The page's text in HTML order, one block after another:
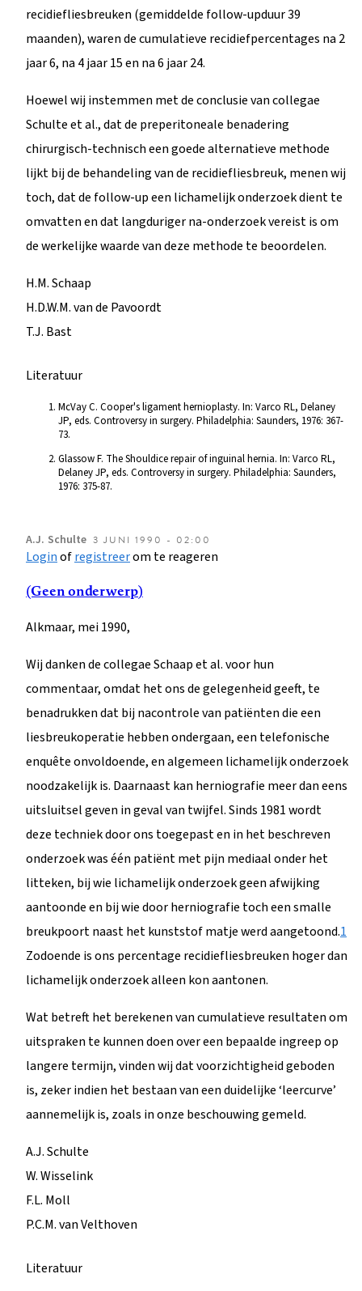
recidiefliesbreuken (gemiddelde follow-upduur 39
maanden), waren de cumulatieve recidiefpercentages na 2
jaar 6, na 4 jaar 15 en na 6 jaar 24.
Hoewel wij instemmen met de conclusie van collegae
Schulte et al., dat de preperitoneale benadering
chirurgisch-technisch een goede alternatieve methode
lijkt bij de behandeling van de recidiefliesbreuk, menen wij
toch, dat de follow-up een lichamelijk onderzoek dient te
omvatten en dat langduriger na-onderzoek vereist is om
de werkelijke waarde van deze methode te beoordelen.
H.M. Schaap
H.D.W.M. van de Pavoordt
T.J. Bast
Literatuur
McVay C. Cooper's ligament hernioplasty. In: Varco RL, Delaney
JP, eds. Controversy in surgery. Philadelphia: Saunders, 1976: 367-
73.
Glassow F. The Shouldice repair of inguinal hernia. In: Varco RL,
Delaney JP, eds. Controversy in surgery. Philadelphia: Saunders,
1976: 375-87.
A.J. Schulte 3 JUNI 1990 - 02:00
Loginofregistreerom te reageren
(Geen onderwerp)
Alkmaar, mei 1990,
Wij danken de collegae Schaap et al. voor hun
commentaar, omdat het ons de gelegenheid geeft, te
benadrukken dat bij nacontrole van patiënten die een
liesbreukoperatie hebben ondergaan, een telefonische
enquête onvoldoende, en algemeen lichamelijk onderzoek
noodzakelijk is. Daarnaast kan herniografie meer dan eens
uitsluitsel geven in geval van twijfel. Sinds 1981 wordt
deze techniek door ons toegepast en in het beschreven
onderzoek was één patiënt met pijn mediaal onder het
litteken, bij wie lichamelijk onderzoek geen afwijking
aantoonde en bij wie door herniografie toch een smalle
breukpoort naast het kunststof matje werd aangetoond.1
Zodoende is ons percentage recidiefliesbreuken hoger dan
lichamelijk onderzoek alleen kon aantonen.
Wat betreft het berekenen van cumulatieve resultaten om
uitspraken te kunnen doen over een bepaalde ingreep op
langere termijn, vinden wij dat voorzichtigheid geboden
is, zeker indien het bestaan van een duidelijke ‘leercurve’
aannemelijk is, zoals in onze beschouwing gemeld.
A.J. Schulte
W. Wisselink
F.L. Moll
P.C.M. van Velthoven
Literatuur